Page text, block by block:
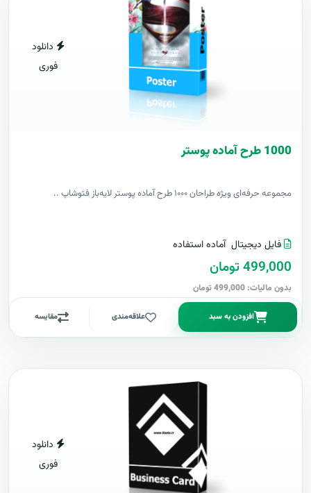
دانلود
فوری
1000 طرح آماده پوستر
مجموعه حرفه‌ای ویژه طراحان ۱۰۰۰ طرح آماده پوستر لایه‌باز فتوشاپ ..
فایل دیجیتال آماده استفاده
499,000 تومان
بدون مالیات: 499,000 تومان
افزودن به سبد علاقه‌مندی مقایسه
دانلود
فوری